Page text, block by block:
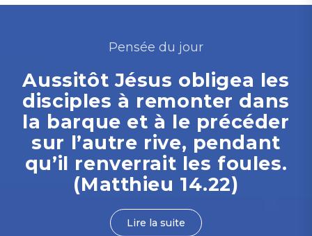
Pensée du jour
Aussitôt Jésus obligea les
disciples à remonter dans
la barque et à le précéder
sur l’autre rive, pendant
qu’il renverrait les foules.
(Matthieu 14.22)
Lire la suite